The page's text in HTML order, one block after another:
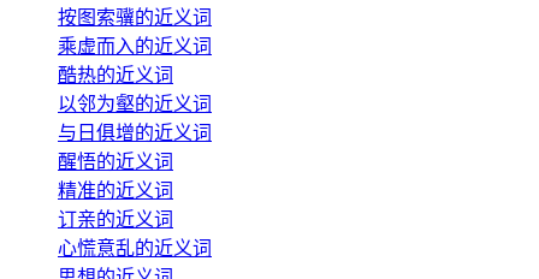
按图索骥的近义词
乘虚而入的近义词
酷热的近义词
以邻为壑的近义词
与日俱增的近义词
醒悟的近义词
精准的近义词
订亲的近义词
心慌意乱的近义词